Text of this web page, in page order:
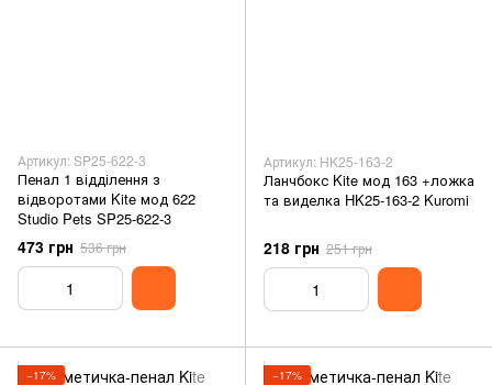
Артикул: SP25-622-3
Пенал 1 відділення з
відворотами Kite мод 622
Studio Pets SP25-622-3
473 грн 536 грн
Артикул: HK25-163-2
Ланчбокс Kite мод 163 +ложка
та виделка HK25-163-2 Kuromi
218 грн 251 грн
−17% −17%